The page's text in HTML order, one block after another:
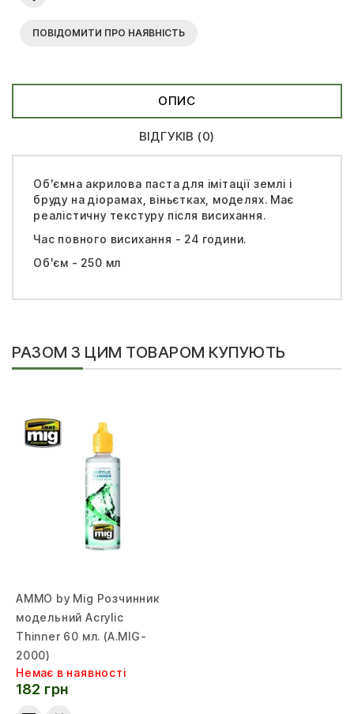
ПОВІДОМИТИ ПРО НАЯВНІСТЬ
ОПИС
ВІДГУКІВ (0)
Об'ємна акрилова паста для імітації землі і
бруду на діорамах, віньєтках, моделях. Має
реалістичну текстуру після висихання.
Час повного висихання - 24 години.
Об'єм - 250 мл
РАЗОМ З ЦИМ ТОВАРОМ КУПУЮТЬ
AMMO by Mig Розчинник
модельний Acrylic
Thinner 60 мл. (A.MIG-
2000)
Немає в наявності
182 грн